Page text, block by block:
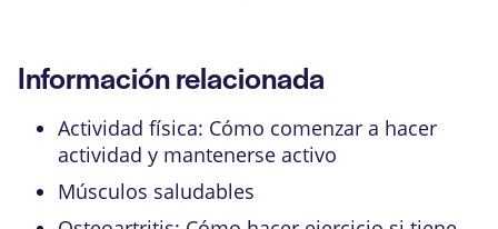
Información relacionada
Actividad física: Cómo comenzar a hacer
actividad y mantenerse activo
Músculos saludables